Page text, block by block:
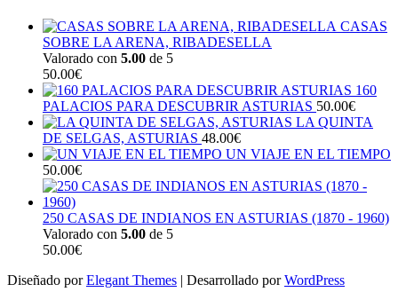
CASAS
SOBRE LA ARENA, RIBADESELLA
Valorado con 5.00 de 5
50.00€
160
PALACIOS PARA DESCUBRIR ASTURIAS 50.00€
LA QUINTA
DE SELGAS, ASTURIAS 48.00€
UN VIAJE EN EL TIEMPO
50.00€
250 CASAS DE INDIANOS EN ASTURIAS (1870 - 1960)
Valorado con 5.00 de 5
50.00€
Diseñado porElegant Themes | Desarrollado porWordPress